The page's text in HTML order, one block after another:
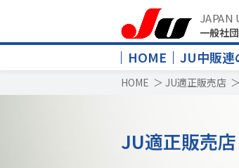
JAPAN
一般社
HOME JU中販連
HOME ＞ JU適正販売店 ＞
JU適正販売店